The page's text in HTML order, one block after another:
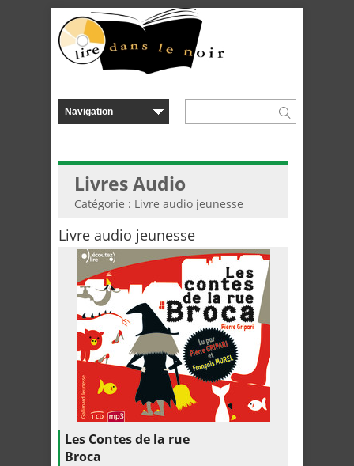
Livres Audio
Catégorie : Livre audio jeunesse
Livre audio jeunesse
Les Contes de la rue
Broca